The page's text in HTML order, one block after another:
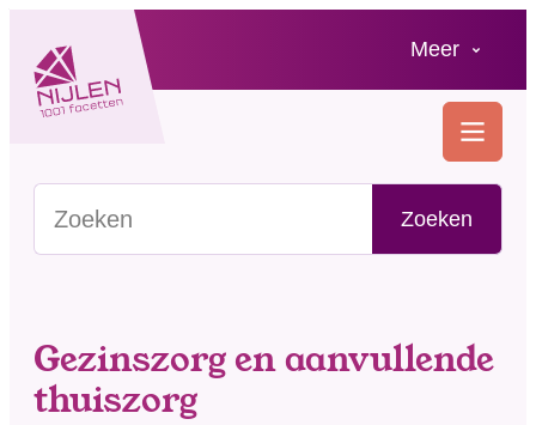
Naar inhoud
Meer
Nijlen
Zoeken
MENU
Gezinszorg en aanvullende
thuiszorg